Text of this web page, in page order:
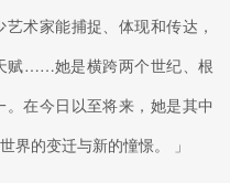
术家能捕捉、体现和传达，
赋……她是横跨两个世纪、根
在今日以至将来，她是其中
界的变迁与新的憧憬。 」